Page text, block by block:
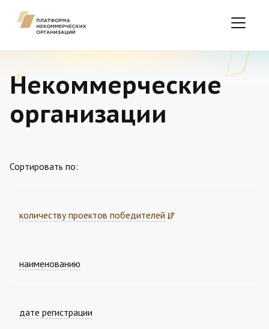
Некоммерческие
организации
Сортировать по:
количеству проектов победителей
наименованию
дате регистрации